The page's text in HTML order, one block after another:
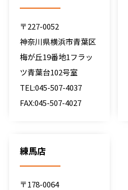
〒227-0052
神奈川県横浜市青葉区
梅が丘19番地1フラッ
ツ青葉台102号室
TEL:045-507-4037
FAX:045-507-4027
練馬店
〒178-0064